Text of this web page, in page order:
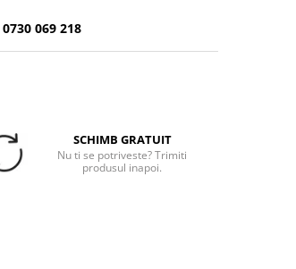
0730 069 218
SCHIMB GRATUIT
Nu ti se potriveste? Trimiti
produsul inapoi.